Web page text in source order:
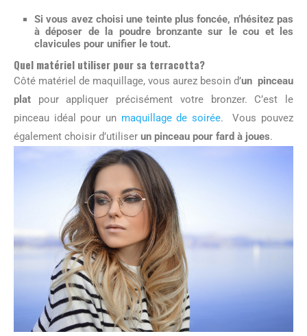
Si vous avez choisi une teinte plus foncée, n’hésitez pas
à déposer de la poudre bronzante sur le cou et les
clavicules pour unifier le tout.
Quel matériel utiliser pour sa terracotta?
Côté matériel de maquillage, vous aurez besoin d’un pinceau
plat pour appliquer précisément votre bronzer. C’est le
pinceau idéal pour un maquillage de soirée. Vous pouvez
également choisir d’utiliser un pinceau pour fard à joues.